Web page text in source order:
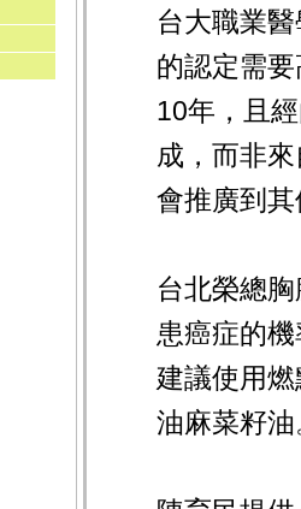
台大職業
的認定需
10年，且
成，而非
會推廣到
台北榮總
患癌症的
建議使用
油麻菜籽油